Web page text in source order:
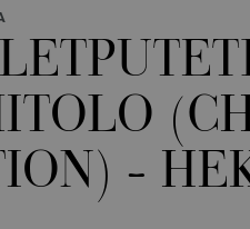
-